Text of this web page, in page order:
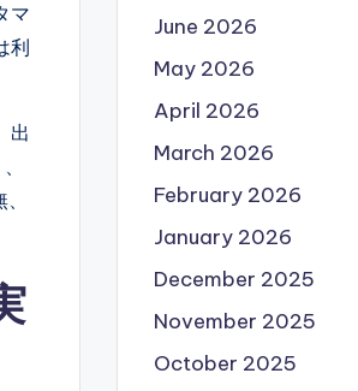
マ
利
出
June 2026
May 2026
April 2026
March 2026
February 2026
January 2026
December 2025
November 2025
October 2025